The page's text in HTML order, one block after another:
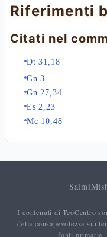
Riferimenti
Citati nel
Dt 31,18
Gn 3
Gn 27,34
Es 2,23
Mc 10,48
Salmi
I contenuti di TeoCentro
della consapevolezza sui
fonti primarie